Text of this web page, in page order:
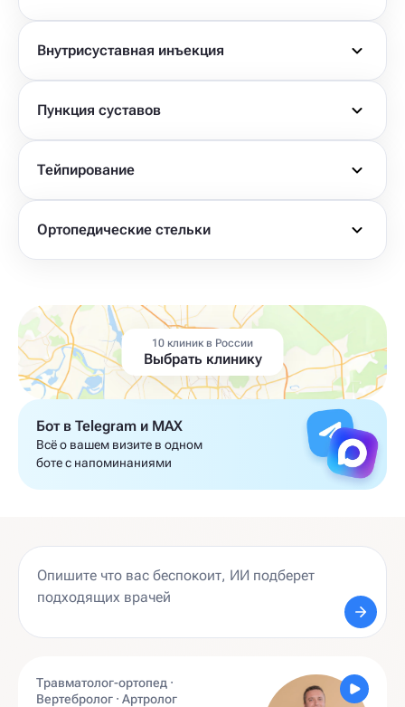
Внутрисуставная инъекция
Пункция суставов
Тейпирование
Ортопедические стельки
10 клиник в России
Выбрать клинику
Бот в Telegram и MAX
Всё о вашем визите в одном
боте с напоминаниями
Травматолог-ортопед ·
Вертебролог · Артролог